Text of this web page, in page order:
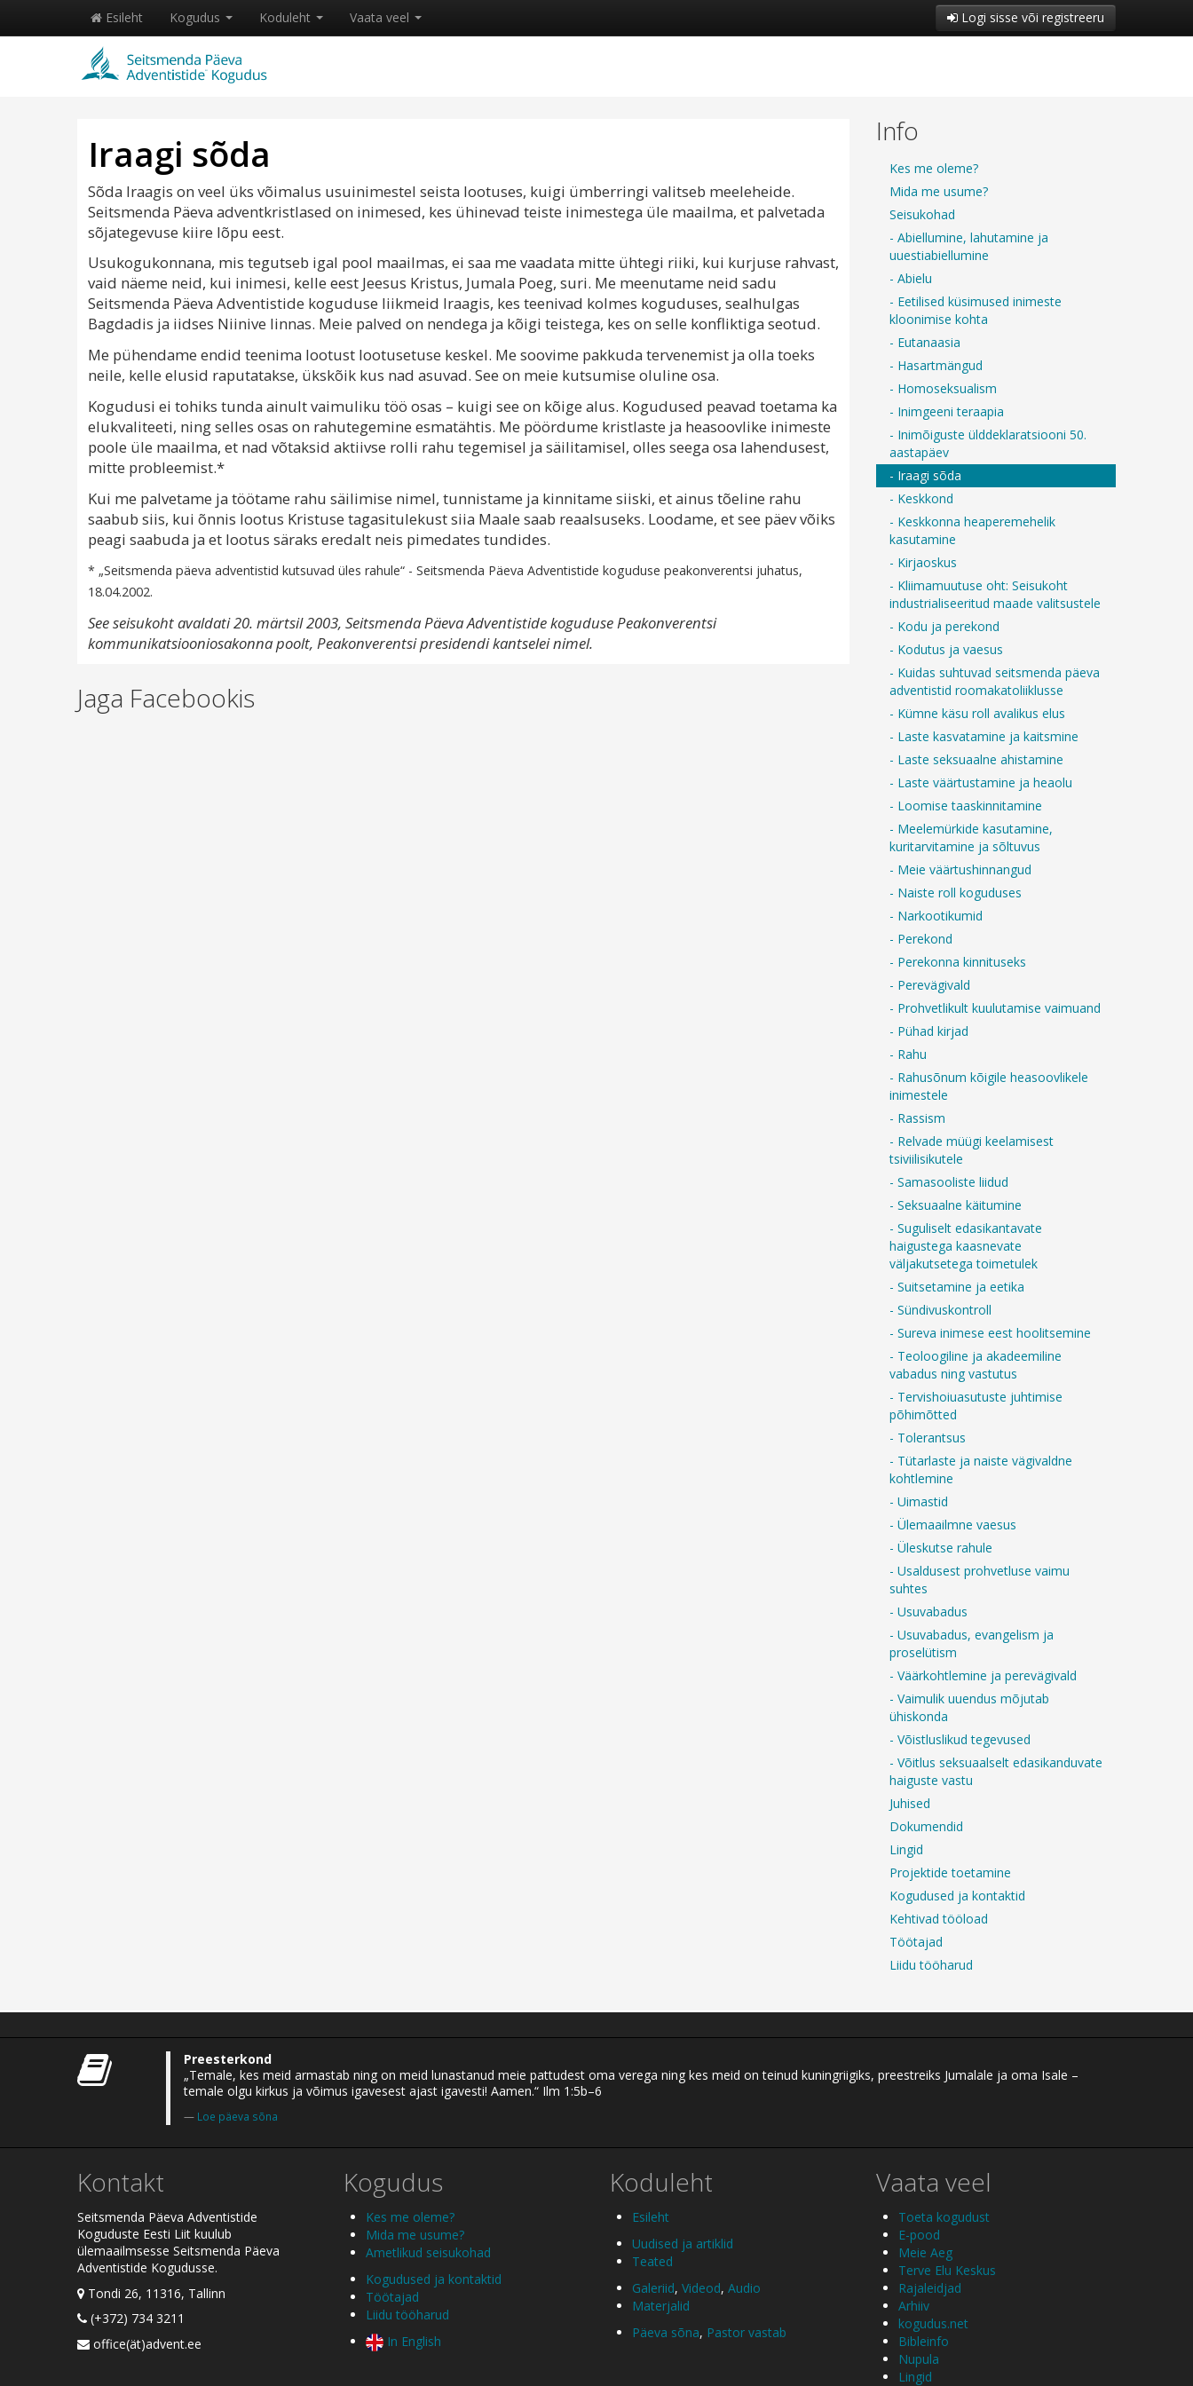
Esileht Kogudus Koduleht Vaata veel Logi sisse või registreeru
Iraagi sõda
Sõda Iraagis on veel üks võimalus usuinimestel seista lootuses, kuigi ümberringi valitseb meeleheide.
Seitsmenda Päeva adventkristlased on inimesed, kes ühinevad teiste inimestega üle maailma, et palvetada
sõjategevuse kiire lõpu eest.
Usukogukonnana, mis tegutseb igal pool maailmas, ei saa me vaadata mitte ühtegi riiki, kui kurjuse rahvast,
vaid näeme neid, kui inimesi, kelle eest Jeesus Kristus, Jumala Poeg, suri. Me meenutame neid sadu
Seitsmenda Päeva Adventistide koguduse liikmeid Iraagis, kes teenivad kolmes koguduses, sealhulgas
Bagdadis ja iidses Niinive linnas. Meie palved on nendega ja kõigi teistega, kes on selle konfliktiga seotud.
Me pühendame endid teenima lootust lootusetuse keskel. Me soovime pakkuda tervenemist ja olla toeks
neile, kelle elusid raputatakse, ükskõik kus nad asuvad. See on meie kutsumise oluline osa.
Kogudusi ei tohiks tunda ainult vaimuliku töö osas – kuigi see on kõige alus. Kogudused peavad toetama ka
elukvaliteeti, ning selles osas on rahutegemine esmatähtis. Me pöördume kristlaste ja heasoovlike inimeste
poole üle maailma, et nad võtaksid aktiivse rolli rahu tegemisel ja säilitamisel, olles seega osa lahendusest,
mitte probleemist.*
Kui me palvetame ja töötame rahu säilimise nimel, tunnistame ja kinnitame siiski, et ainus tõeline rahu
saabub siis, kui õnnis lootus Kristuse tagasitulekust siia Maale saab reaalsuseks. Loodame, et see päev võiks
peagi saabuda ja et lootus säraks eredalt neis pimedates tundides.
* „Seitsmenda päeva adventistid kutsuvad üles rahule“ - Seitsmenda Päeva Adventistide koguduse peakonverentsi juhatus,
18.04.2002.
See seisukoht avaldati 20. märtsil 2003, Seitsmenda Päeva Adventistide koguduse Peakonverentsi
kommunikatsiooniosakonna poolt, Peakonverentsi presidendi kantselei nimel.
Jaga Facebookis
Info
Kes me oleme?
Mida me usume?
Seisukohad
- Abiellumine, lahutamine ja
uuestiabiellumine
- Abielu
- Eetilised küsimused inimeste
kloonimise kohta
- Eutanaasia
- Hasartmängud
- Homoseksualism
- Inimgeeni teraapia
- Inimõiguste ülddeklaratsiooni 50.
aastapäev
- Iraagi sõda
- Keskkond
- Keskkonna heaperemehelik
kasutamine
- Kirjaoskus
- Kliimamuutuse oht: Seisukoht
industrialiseeritud maade valitsustele
- Kodu ja perekond
- Kodutus ja vaesus
- Kuidas suhtuvad seitsmenda päeva
adventistid roomakatoliiklusse
- Kümne käsu roll avalikus elus
- Laste kasvatamine ja kaitsmine
- Laste seksuaalne ahistamine
- Laste väärtustamine ja heaolu
- Loomise taaskinnitamine
- Meelemürkide kasutamine,
kuritarvitamine ja sõltuvus
- Meie väärtushinnangud
- Naiste roll koguduses
- Narkootikumid
- Perekond
- Perekonna kinnituseks
- Perevägivald
- Prohvetlikult kuulutamise vaimuand
- Pühad kirjad
- Rahu
- Rahusõnum kõigile heasoovlikele
inimestele
- Rassism
- Relvade müügi keelamisest
tsiviilisikutele
- Samasooliste liidud
- Seksuaalne käitumine
- Suguliselt edasikantavate
haigustega kaasnevate
väljakutsetega toimetulek
- Suitsetamine ja eetika
- Sündivuskontroll
- Sureva inimese eest hoolitsemine
- Teoloogiline ja akadeemiline
vabadus ning vastutus
- Tervishoiuasutuste juhtimise
põhimõtted
- Tolerantsus
- Tütarlaste ja naiste vägivaldne
kohtlemine
- Uimastid
- Ülemaailmne vaesus
- Üleskutse rahule
- Usaldusest prohvetluse vaimu
suhtes
- Usuvabadus
- Usuvabadus, evangelism ja
proselütism
- Väärkohtlemine ja perevägivald
- Vaimulik uuendus mõjutab
ühiskonda
- Võistluslikud tegevused
- Võitlus seksuaalselt edasikanduvate
haiguste vastu
Juhised
Dokumendid
Lingid
Projektide toetamine
Kogudused ja kontaktid
Kehtivad tööload
Töötajad
Liidu tööharud
Preesterkond
„Temale, kes meid armastab ning on meid lunastanud meie pattudest oma verega ning kes meid on teinud kuningriigiks, preestreiks Jumalale ja oma Isale –
temale olgu kirkus ja võimus igavesest ajast igavesti! Aamen.“ Ilm 1:5b–6
Loe päeva sõna
Kontakt
Seitsmenda Päeva Adventistide
Koguduste Eesti Liit kuulub
ülemaailmsesse Seitsmenda Päeva
Adventistide Kogudusse.
Tondi 26, 11316, Tallinn
(+372) 734 3211
office(ät)advent.ee
Kogudus
Kes me oleme?
Mida me usume?
Ametlikud seisukohad
Kogudused ja kontaktid
Töötajad
Liidu tööharud
In English
Koduleht
Esileht
Uudised ja artiklid
Teated
Galeriid, Videod, Audio
Materjalid
Päeva sõna, Pastor vastab
Vaata veel
Toeta kogudust
E-pood
Meie Aeg
Terve Elu Keskus
Rajaleidjad
Arhiiv
kogudus.net
Bibleinfo
Nupula
Lingid